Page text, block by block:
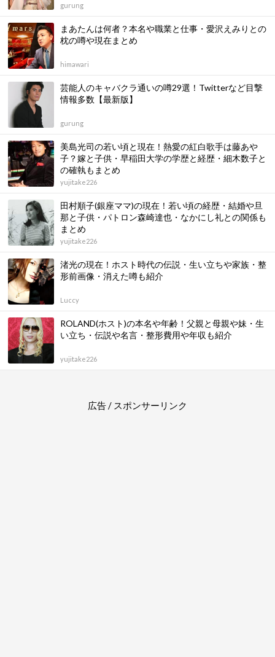
gurung
まあたんは何者？本名や職業と仕事・愛沢えみりとの
枕の噂や現在まとめ
himawari
芸能人のキャバクラ通いの噂29選！Twitterなど目撃
情報多数【最新版】
gurung
美島光司の若い頃と現在！熱愛の紅白歌手は藤あや
子？嫁と子供・早稲田大学の学歴と経歴・細木数子と
の確執もまとめ
yujitake226
田村順子(銀座ママ)の現在！若い頃の経歴・結婚や旦
那と子供・パトロン森崎達也・なかにし礼との関係も
まとめ
yujitake226
渚光の現在！ホスト時代の伝説・生い立ちや家族・整
形前画像・消えた噂も紹介
Luccy
ROLAND(ホスト)の本名や年齢！父親と母親や妹・生
い立ち・伝説や名言・整形費用や年収も紹介
yujitake226
広告 / スポンサーリンク